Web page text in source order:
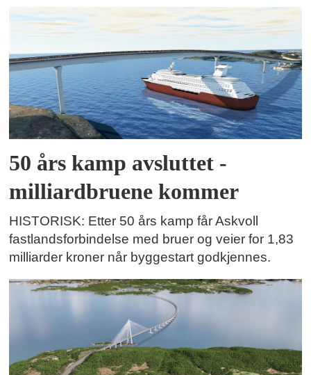
50 års kamp avsluttet -
milliardbruene kommer
HISTORISK: Etter 50 års kamp får Askvoll
fastlandsforbindelse med bruer og veier for 1,83
milliarder kroner når byggestart godkjennes.